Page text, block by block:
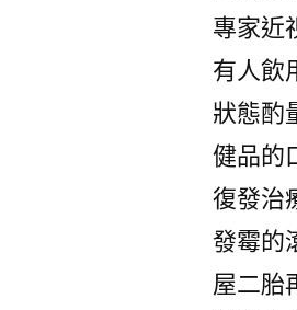
專家近
有人飲
狀態酌
健品的
復發治
發霉的
屋二胎